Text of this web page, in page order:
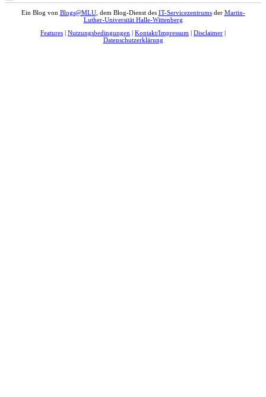
Ein Blog von Blogs@MLU, dem Blog-Dienst des IT-Servicezentrumsder Martin-
Luther-Universität Halle-Wittenberg
Features | Nutzungsbedingungen | Kontakt/Impressum | Disclaimer |
Datenschutzerklärung